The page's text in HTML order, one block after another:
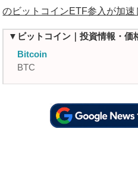
のビットコインETF参入が加速
▼ビットコイン｜投資情報・価
Bitcoin
BTC